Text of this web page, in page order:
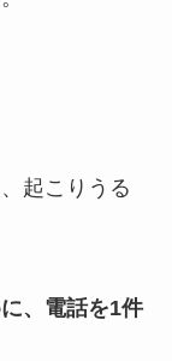
起こりうる
、電話を1件